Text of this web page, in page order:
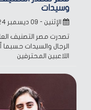
وسيدات
الإثنين - ٠٩ ديسمبر ٢٠٢٤
تصدرت مصر التصنيف
الرجال والسيدات حسبما
اللاعبين المحترفين